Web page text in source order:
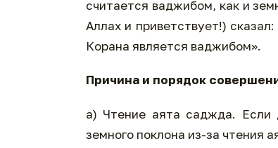
считается ваджибом, как и
Аллах и приветствует!)
Корана является ваджибом».
Причина и порядок
а) Чтение аята саджда. Если
земного поклона из-за чтения